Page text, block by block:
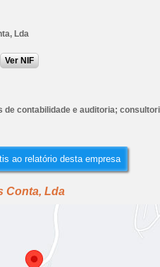
Lda
Ver NIF
de contabilidade e auditoria;
ao relatório desta empresa
Conta, Lda